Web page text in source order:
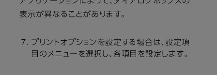
表示が異なることがあります。
プリントオプションを設定する場合は、設定項
目のメニューを選択し、各項目を設定します。